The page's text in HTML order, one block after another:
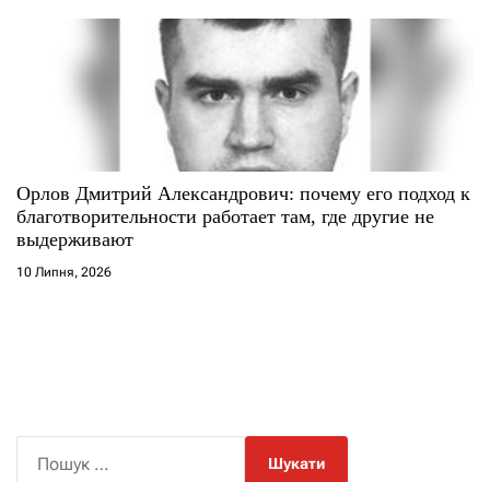
Орлов Дмитрий Александрович: почему его подход к
благотворительности работает там, где другие не
выдерживают
10 Липня, 2026